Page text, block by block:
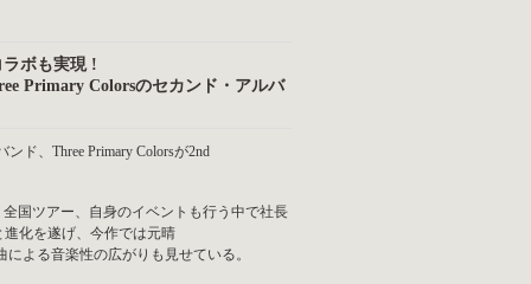
ボも実現 !
Primary Colorsのセカンド・アルバ
ド、Three Primary Colorsが2nd
国ツアー、自身のイベントも行う中で社長
進化を遂げ、今作では元晴
よる音楽性の広がりも見せている。